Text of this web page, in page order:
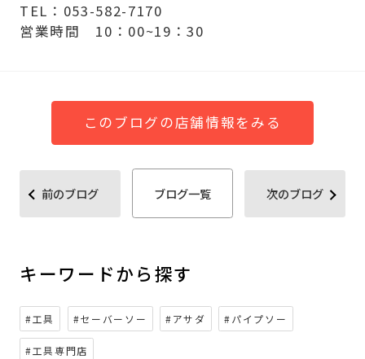
TEL：053-582-7170
営業時間 10：00~19：30
このブログの店舗情報をみる
前のブログ ブログ一覧 次のブログ
キーワードから探す
#工具 #セーバーソー #アサダ #パイプソー
#工具専門店